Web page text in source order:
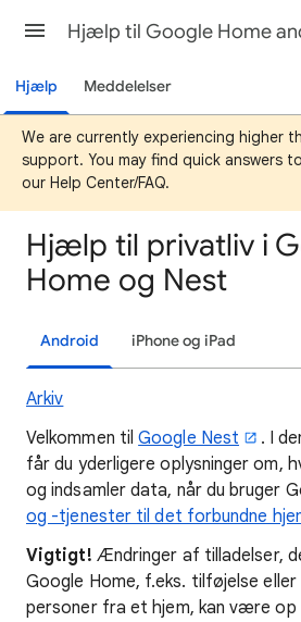
Hjælp Meddelelser
We are currently experiencing higher
support. You may find quick answers
our Help Center/FAQ.
Hjælp til privatliv i
Home og Nest
Android iPhone og iPad
Arkiv
Velkommen tilGoogle Nest
. I
får du yderligere oplysninger om,
og indsamler data, når du bruger
og -tjenester til det forbundne
Vigtigt! Ændringer af tilladelser,
Google Home, f.eks. tilføjelse
personer fra et hjem, kan være